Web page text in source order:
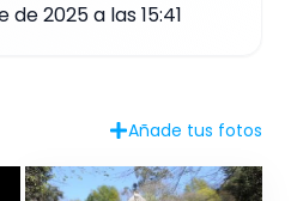
2025 a las 15:41
Añade tus fotos